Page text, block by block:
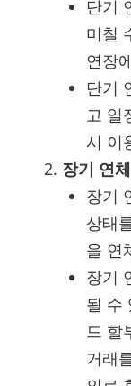
단기
미칠
연장
단기
고 일
시 이
장기 연
장기
상태
을 연
장기
될 수
드 할
거래